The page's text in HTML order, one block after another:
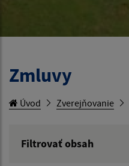
Zmluvy
Úvod Zverejňovanie
Filtrovať obsah